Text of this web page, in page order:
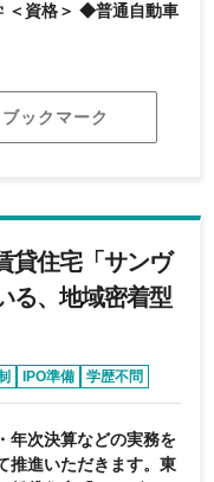
ブックマーク
貸住宅「サンヴ
る、地域密着型
IPO準備 学歴不問
年次決算などの実務を
推進いただきます。東